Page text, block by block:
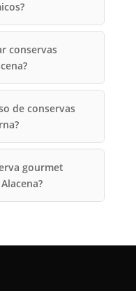
conservas
de conservas
gourmet